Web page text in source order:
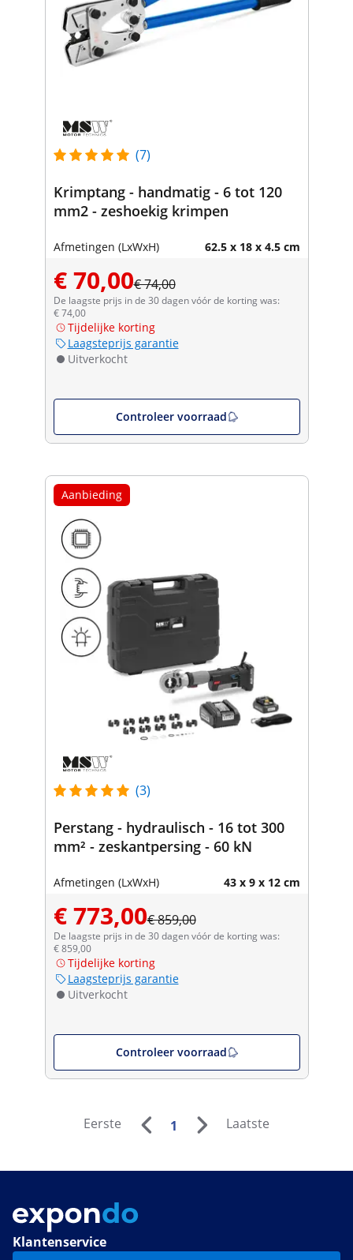
(7)
Krimptang - handmatig - 6 tot 120
mm2 - zeshoekig krimpen
Afmetingen (LxWxH) 62.5 x 18 x 4.5 cm
€ 70,00€ 74,00
De laagste prijs in de 30 dagen vóór de korting was:
€ 74,00
Tijdelijke korting
Laagsteprijs garantie
Uitverkocht
Controleer voorraad
Aanbieding
(3)
Perstang - hydraulisch - 16 tot 300
mm² - zeskantpersing - 60 kN
Afmetingen (LxWxH) 43 x 9 x 12 cm
€ 773,00€ 859,00
De laagste prijs in de 30 dagen vóór de korting was:
€ 859,00
Tijdelijke korting
Laagsteprijs garantie
Uitverkocht
Controleer voorraad
Eerste 1 Laatste
Klantenservice